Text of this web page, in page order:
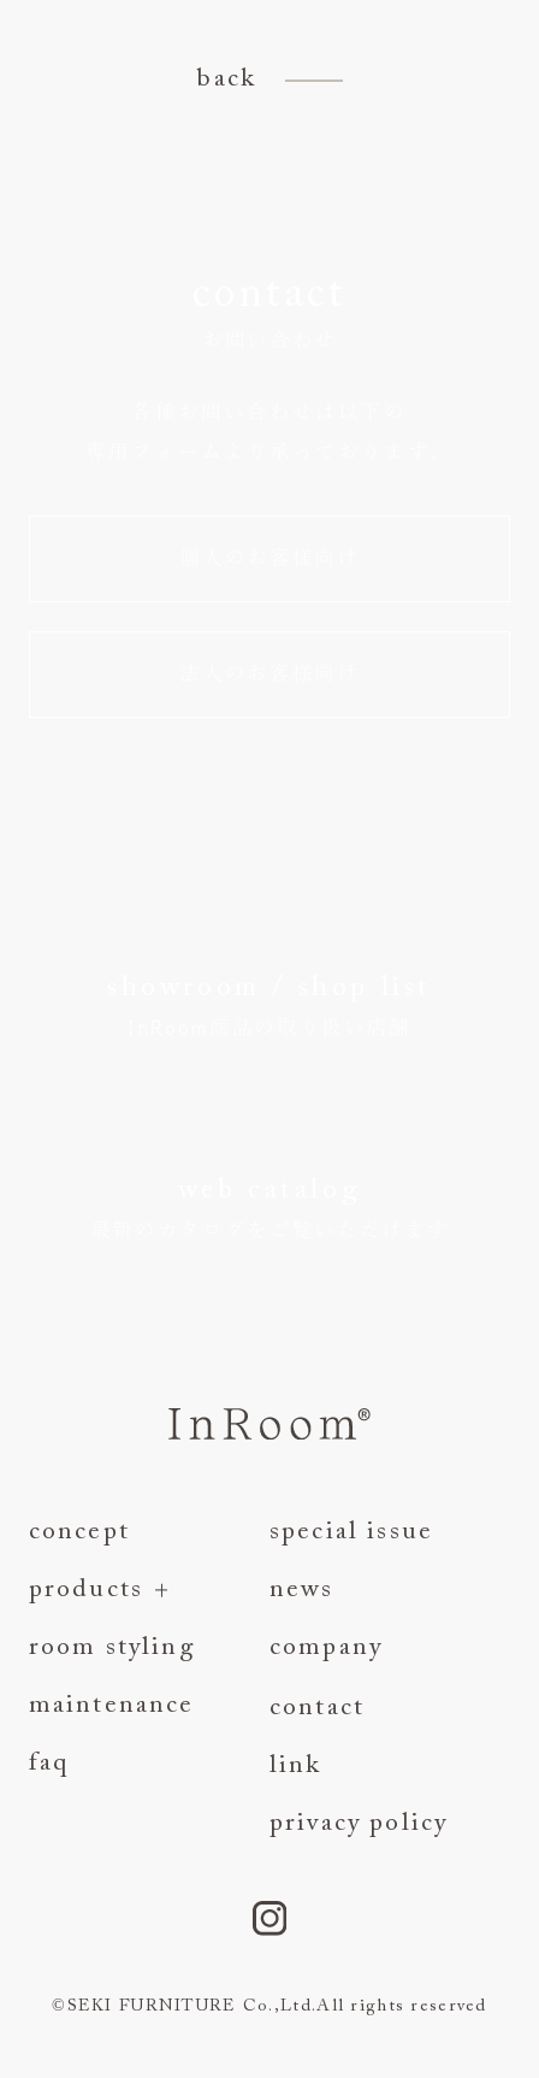
back
concept
products
room styling
maintenance
faq
special issue
news
company
contact
link
privacy policy
©SEKI FURNITURE Co.,Ltd.All rights reserved